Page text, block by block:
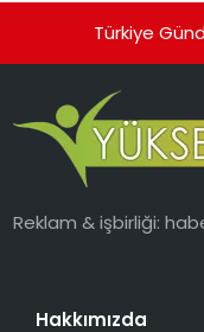
Türkiye
Reklam & işbirliği:
Hakkımızda